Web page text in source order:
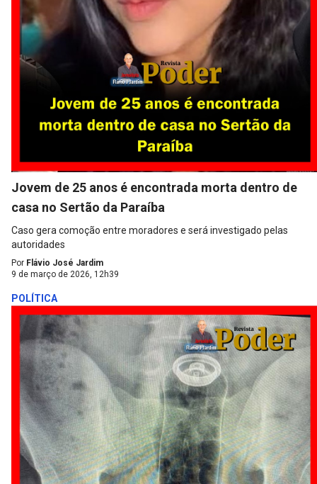
Jovem de 25 anos é encontrada morta dentro de
casa no Sertão da Paraíba
Caso gera comoção entre moradores e será investigado pelas
autoridades
Por Flávio José Jardim
9 de março de 2026, 12h39
POLÍTICA